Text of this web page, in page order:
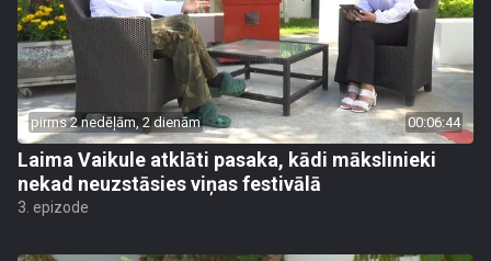
pirms 2 nedēļām, 2 dienām 00:06:44
Laima Vaikule atklāti pasaka, kādi mākslinieki
nekad neuzstāsies viņas festivālā
3. epizode